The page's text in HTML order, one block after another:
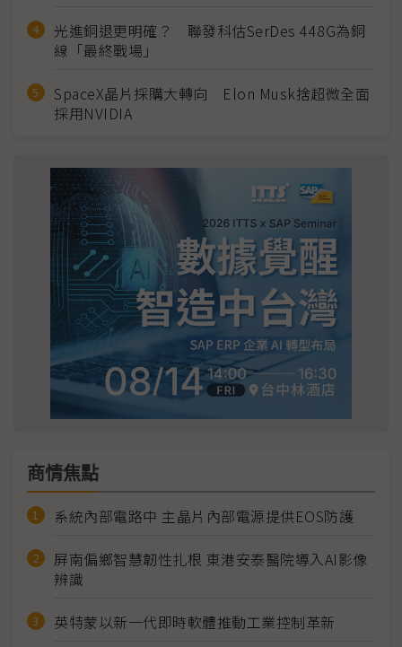
光進銅退更明確？ 聯發科估SerDes 448G為銅
線「最終戰場」
SpaceX晶片採購大轉向 Elon Musk捨超微全面
採用NVIDIA
商情焦點
系統內部電路中 主晶片內部電源提供EOS防護
屏南偏鄉智慧韌性扎根 東港安泰醫院導入AI影像
辨識
英特蒙以新一代即時軟體推動工業控制革新